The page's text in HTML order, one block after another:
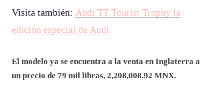
Visita también: Audi TT Tourist Trophy la
edición especial de Audi
El modelo ya se encuentra a la venta en Inglaterra a
un precio de 79 mil libras, 2,208,008.92 MNX.